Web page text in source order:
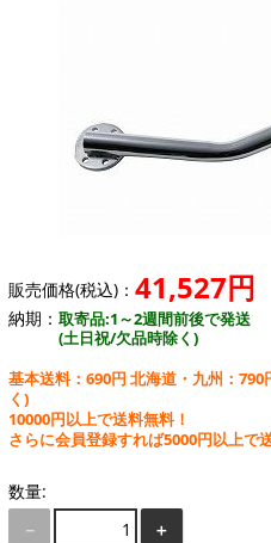
販売価格(税込)： 41,527円
納期： 取寄品:1～2週間前後で発送
(土日祝/欠品時除く)
基本送料：690円 北海道・九州：790
く)
10000円以上で送料無料！
さらに会員登録すれば5000円以上で
数量:
－
＋